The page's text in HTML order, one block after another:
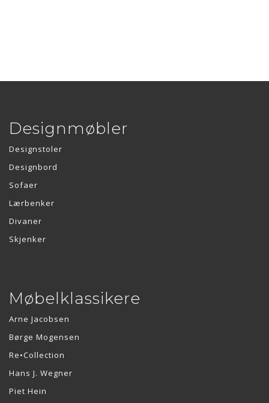
Designmøbler
Designstoler
Designbord
Sofaer
Lærbenker
Divaner
Skjenker
Møbelklassikere
Arne Jacobsen
Børge Mogensen
Re•Collection
Hans J. Wegner
Piet Hein